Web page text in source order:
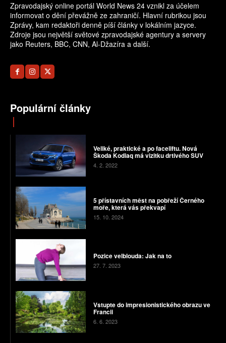
Zpravodajský online portál World News 24 vznikl za účelem
informovat o dění převážně ze zahraničí. Hlavní rubrikou jsou
Zprávy, kam redaktoři denně píší články v lokálním jazyce.
Zdroje jsou největší světové zpravodajské agentury a servery
jako Reuters, BBC, CNN, Al-Džazíra a další.
Populární články
Veliké, praktické a po faceliftu. Nová
Škoda Kodiaq má vizitku drtivého SUV
4. 2. 2022
5 přístavních měst na pobřeží Černého
moře, která vás překvapí
15. 10. 2024
Pozice velblouda: Jak na to
27. 7. 2023
Vstupte do impresionistického obrazu ve
Francii
6. 6. 2023